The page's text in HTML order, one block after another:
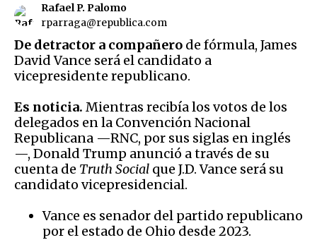
Rafael P. Palomo
rparraga@republica.com
De detractor a compañero de fórmula, James
David Vance será el candidato a
vicepresidente republicano.
Es noticia. Mientras recibía los votos de los
delegados en la Convención Nacional
Republicana —RNC, por sus siglas en inglés
—, Donald Trump anunció a través de su
cuenta de Truth Social que J.D. Vance será su
candidato vicepresidencial.
Vance es senador del partido republicano
por el estado de Ohio desde 2023.